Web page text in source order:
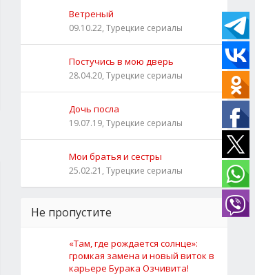
Ветреный
09.10.22, Турецкие сериалы
Постучись в мою дверь
28.04.20, Турецкие сериалы
Дочь посла
19.07.19, Турецкие сериалы
Мои братья и сестры
25.02.21, Турецкие сериалы
Не пропустите
«Там, где рождается солнце»:
громкая замена и новый виток в
карьере Бурака Озчивита!